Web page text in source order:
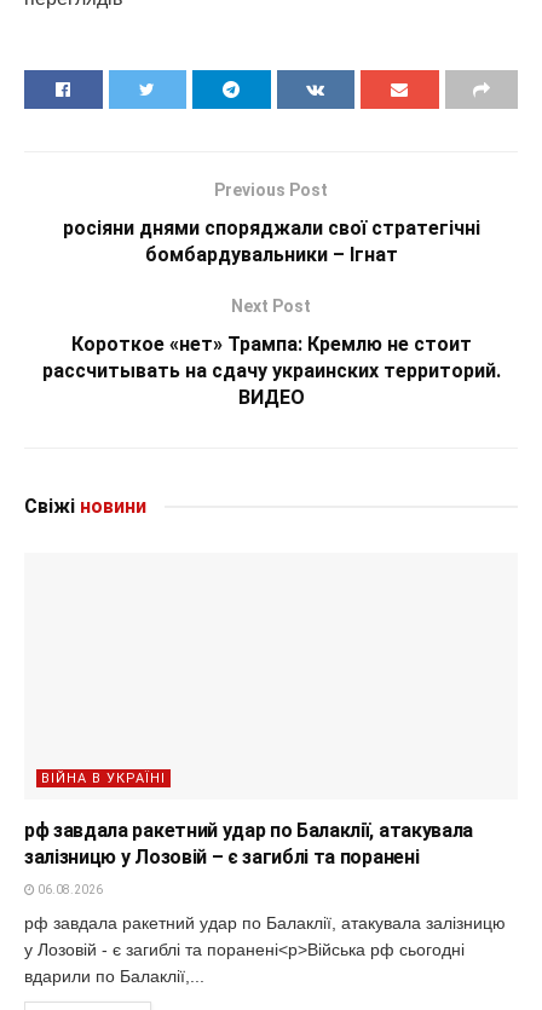
Previous Post
росіяни днями споряджали свої стратегічні
бомбардувальники – Ігнат
Next Post
Короткое «нет» Трампа: Кремлю не стоит
рассчитывать на сдачу украинских территорий.
ВИДЕО
Свіжі новини
ВІЙНА В УКРАЇНІ
рф завдала ракетний удар по Балаклії, атакувала
залізницю у Лозовій – є загиблі та поранені
06.08.2026
рф завдала ракетний удар по Балаклії, атакувала залізницю
у Лозовій - є загиблі та поранені<p>Війська рф сьогодні
вдарили по Балаклії,...